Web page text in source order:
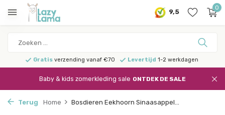
9,5
0
Gratis verzending vanaf €70 Levertijd 1-2 werkdagen
Baby & kids zomerkleding sale ONTDEK DE SALE
Terug Home Bosdieren Eekhoorn Sinaasappel...